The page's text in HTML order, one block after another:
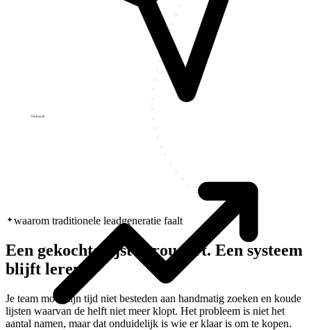
Outreach
waarom traditionele leadgeneratie faalt
Een gekochte lijst veroudert. Een systeem
blijft leren.
Je team moet zijn tijd niet besteden aan handmatig zoeken en koude
lijsten waarvan de helft niet meer klopt. Het probleem is niet het
aantal namen, maar dat onduidelijk is wie er klaar is om te kopen.